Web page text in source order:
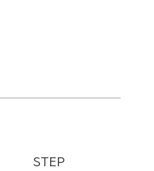
STEP